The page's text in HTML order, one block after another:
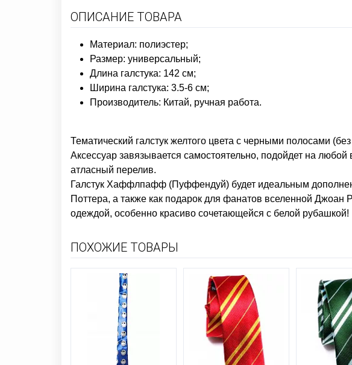
ОПИСАНИЕ ТОВАРА
Материал: полиэстер;
Размер: универсальный;
Длина галстука: 142 см;
Ширина галстука: 3.5-6 см;
Производитель: Китай, ручная работа.
Тематический галстук желтого цвета с черными полосами
Аксессуар завязывается самостоятельно, подойдет на
атласный перелив.
Галстук Хаффлпафф (Пуффендуй) будет идеальным
Поттера, а также как подарок для фанатов вселенной Джоан
одеждой, особенно красиво сочетающейся с белой рубашкой!
ПОХОЖИЕ ТОВАРЫ